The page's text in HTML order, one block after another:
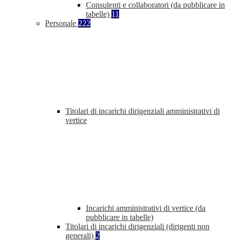
Consulenti e collaboratori (da pubblicare in
tabelle) 11
Personale 222
Titolari di incarichi dirigenziali amministrativi di
vertice
Incarichi amministrativi di vertice (da
pubblicare in tabelle)
Titolari di incarichi dirigenziali (dirigenti non
generali) 2